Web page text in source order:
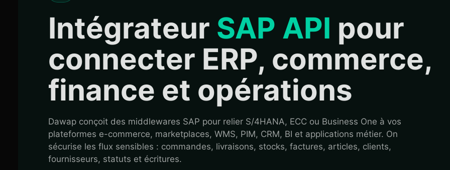
Intégrateur SAP API pour
connecter ERP, commerce,
finance et opérations
Dawap conçoit des middlewares SAP pour relier S/4HANA, ECC ou Business One à vos
plateformes e-commerce, marketplaces, WMS, PIM, CRM, BI et applications métier. On
sécurise les flux sensibles : commandes, livraisons, stocks, factures, articles, clients,
fournisseurs, statuts et écritures.